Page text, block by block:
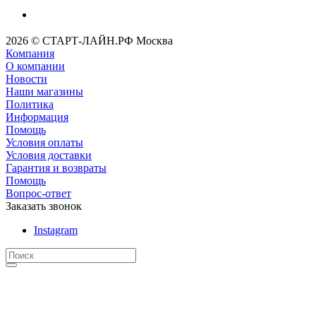
2026 © СТАРТ-ЛАЙН.РФ Москва
Компания
О компании
Новости
Наши магазины
Политика
Информация
Помощь
Условия оплаты
Условия доставки
Гарантия и возвраты
Помощь
Вопрос-ответ
Заказать звонок
Instagram